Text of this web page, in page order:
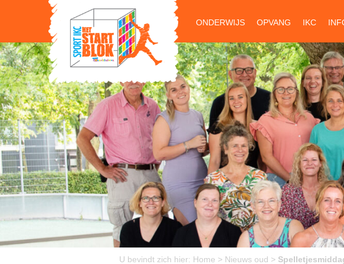
ONDERWIJS OPVANG IKC
U bevindt zich hier: Home > Nieuws oud >